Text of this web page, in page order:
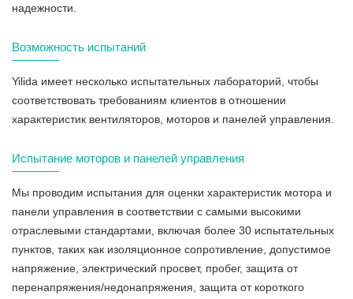
надежности.
Возможность испытаний
Yilida имеет несколько испытательных лабораторий, чтобы
соответствовать требованиям клиентов в отношении
характеристик вентиляторов, моторов и панелей управления.
Испытание моторов и панелей управления
Мы проводим испытания для оценки характеристик мотора и
панели управления в соответствии с самыми высокими
отраслевыми стандартами, включая более 30 испытательных
пунктов, таких как изоляционное сопротивление, допустимое
напряжение, электрический просвет, пробег, защита от
перенапряжения/недонапряжения, защита от короткого